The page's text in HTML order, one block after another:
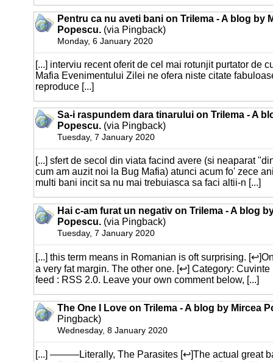
Pentru ca nu aveti bani on Trilema - A blog by
Popescu. (via Pingback)
Monday, 6 January 2020
[...] interviu recent oferit de cel mai rotunjit purtator de
Mafia Evenimentului Zilei ne ofera niste citate
reproduce [...]
Sa-i raspundem dara tinarului on Trilema - A
Popescu. (via Pingback)
Tuesday, 7 January 2020
[...] sfert de secol din viata facind avere (si neaparat
cum am auzit noi la Bug Mafia) atunci acum fo' zece
multi bani incit sa nu mai trebuiasca sa faci altii-n [...]
Hai c-am furat un negativ on Trilema - A blog
Popescu. (via Pingback)
Tuesday, 7 January 2020
[...] this term means in Romanian is oft surprising.
a very fat margin. The other one. [↩] Category:
feed : RSS 2.0. Leave your own comment below, [...]
The One I Love on Trilema - A blog by Mircea
Pingback)
Wednesday, 8 January 2020
[...] ———Literally, The Parasites [↩]The actual great